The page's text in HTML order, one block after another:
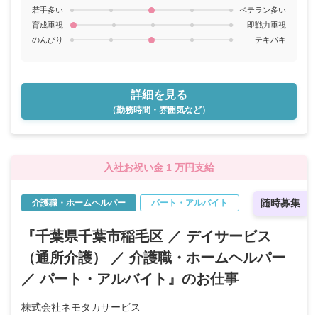
若手多い
ベテラン多い
育成重視
即戦力重視
のんびり
テキパキ
詳細を見る
（勤務時間・雰囲気など）
入社お祝い金 1 万円支給
随時募集
介護職・ホームヘルパー パート・アルバイト
『千葉県千葉市稲毛区 ／ デイサービス
（通所介護） ／ 介護職・ホームヘルパー
／ パート・アルバイト』のお仕事
株式会社ネモタカサービス